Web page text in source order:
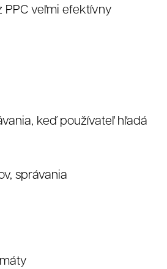
PPC veľmi efektívny
keď používateľ hľadá
správania